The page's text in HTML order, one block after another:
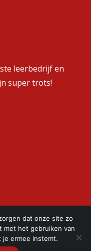
leerbedrijf en
super trots!
dat onze site zo
met het gebruiken van
je ermee instemt.